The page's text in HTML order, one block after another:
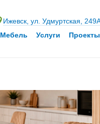
Ижевск, ул. Удмуртская,
Мебель
Услуги